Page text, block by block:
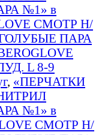
№1» в
СМОТР Н/
ПАРА
L 8-9
, «ПЕРЧАТКИ
№1» в
СМОТР Н/